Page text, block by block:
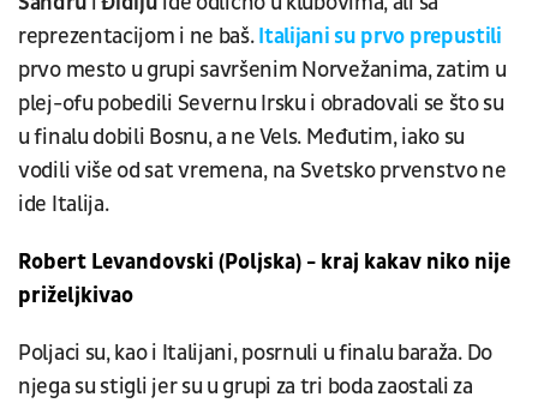
reprezentacijom i ne baš.Italijani su prvo prepustili
prvo mesto u grupi savršenim Norvežanima, zatim u
plej-ofu pobedili Severnu Irsku i obradovali se što su
u finalu dobili Bosnu, a ne Vels. Međutim, iako su
vodili više od sat vremena, na Svetsko prvenstvo ne
ide Italija.
Robert Levandovski (Poljska) - kraj kakav niko nije
priželjkivao
Poljaci su, kao i Italijani, posrnuli u finalu baraža. Do
njega su stigli jer su u grupi za tri boda zaostali za